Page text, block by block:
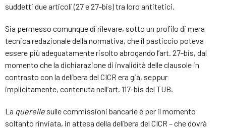
suddetti due articoli (27 e 27-bis) tra loro antitetici.
Sia permesso comunque di rilevare, sotto un profilo di mera
tecnica redazionale della normativa, che il pasticcio poteva
essere più adeguatamente risolto abrogando l’art. 27-bis, dal
momento che la dichiarazione di invalidità delle clausole in
contrasto con la delibera del CICR era già, seppur
implicitamente, contenuta nell’art. 117-bis del TUB.
La querelle sulle commissioni bancarie è per il momento
soltanto rinviata, in attesa della delibera del CICR – che dovrà